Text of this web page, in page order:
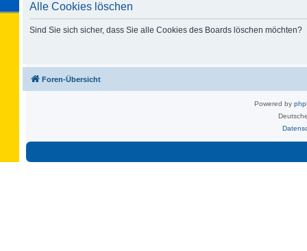
Alle Cookies löschen
Sind Sie sich sicher, dass Sie alle Cookies des Boards löschen möchten?
Foren-Übersicht
Powered by